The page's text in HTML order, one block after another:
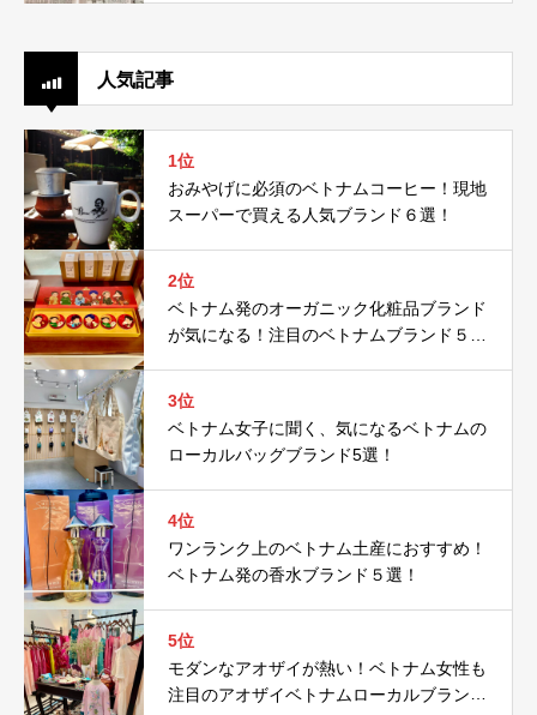
人気記事
1位
おみやげに必須のベトナムコーヒー！現地
スーパーで買える人気ブランド６選！
2位
ベトナム発のオーガニック化粧品ブランド
が気になる！注目のベトナムブランド５
3位
ベトナム女子に聞く、気になるベトナムの
ローカルバッグブランド5選！
4位
ワンランク上のベトナム土産におすすめ！
ベトナム発の香水ブランド５選！
5位
モダンなアオザイが熱い！ベトナム女性も
注目のアオザイベトナムローカルブランド